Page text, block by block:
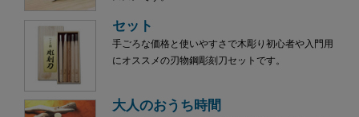
セット
手ごろな価格と使いやすさで木彫り初心者や入門用
にオススメの刃物鋼彫刻刀セットです。
大人のおうち時間